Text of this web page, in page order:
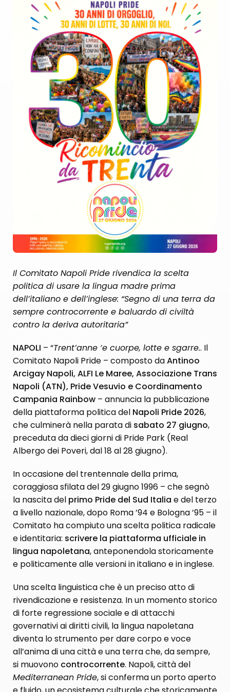
Il Comitato Napoli Pride rivendica la scelta
politica di usare la lingua madre prima
dell’italiano e dell’inglese: “Segno di una terra da
sempre controcorrente e baluardo di civiltà
contro la deriva autoritaria”
NAPOLI – “Trent’anne ‘e cuorpe, lotte e sgarre.. Il
Comitato Napoli Pride – composto daAntinoo
Arcigay Napoli, ALFI Le Maree, Associazione Trans
Napoli (ATN), Pride Vesuvio e Coordinamento
Campania Rainbow – annuncia la pubblicazione
della piattaforma politica del Napoli Pride 2026,
che culminerà nella parata di sabato 27 giugno,
preceduta da dieci giorni di Pride Park (Real
Albergo dei Poveri, dal 18 al 28 giugno).
In occasione del trentennale della prima,
coraggiosa sfilata del 29 giugno 1996 – che segnò
la nascita del primo Pride del Sud Italia e del terzo
a livello nazionale, dopo Roma ’94 e Bologna ’95 – il
Comitato ha compiuto una scelta politica radicale
e identitaria: scrivere la piattaforma ufficiale in
lingua napoletana, anteponendola storicamente
e politicamente alle versioni in italiano e in inglese.
Una scelta linguistica che è un preciso atto di
rivendicazione e resistenza. In un momento storico
di forte regressione sociale e di attacchi
governativi ai diritti civili, la lingua napoletana
diventa lo strumento per dare corpo e voce
all’anima di una città e una terra che, da sempre,
si muovono controcorrente. Napoli, città del
Mediterranean Pride, si conferma un porto aperto